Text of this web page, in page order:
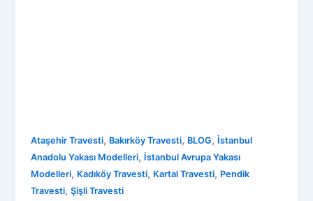
Ataşehir Travesti, Bakırköy Travesti, BLOG, İstanbul
Anadolu Yakası Modelleri, İstanbul Avrupa Yakası
Modelleri, Kadıköy Travesti, Kartal Travesti, Pendik
Travesti,Şişli Travesti